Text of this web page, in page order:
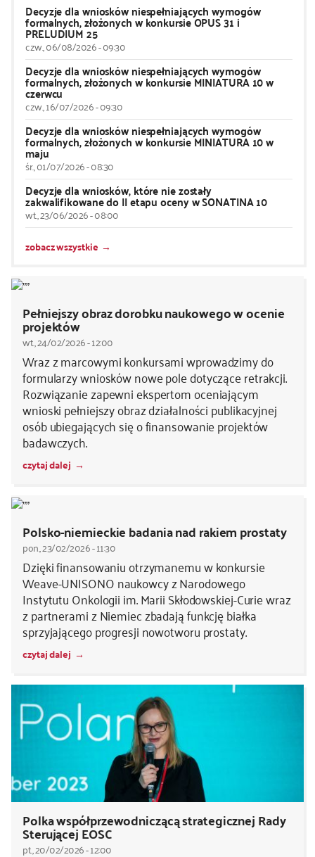
Decyzje dla wniosków niespełniających wymogów
formalnych, złożonych w konkursie OPUS 31 i
PRELUDIUM 25
czw., 06/08/2026 - 09:30
Decyzje dla wniosków niespełniających wymogów
formalnych, złożonych w konkursie MINIATURA 10 w
czerwcu
czw., 16/07/2026 - 09:30
Decyzje dla wniosków niespełniających wymogów
formalnych, złożonych w konkursie MINIATURA 10 w
maju
śr., 01/07/2026 - 08:30
Decyzje dla wniosków, które nie zostały
zakwalifikowane do II etapu oceny w SONATINA 10
wt., 23/06/2026 - 08:00
zobacz wszystkie
Pełniejszy obraz dorobku naukowego w ocenie
projektów
wt., 24/02/2026 - 12:00
Wraz z marcowymi konkursami wprowadzimy do
formularzy wniosków nowe pole dotyczące retrakcji.
Rozwiązanie zapewni ekspertom oceniającym
wnioski pełniejszy obraz działalności publikacyjnej
osób ubiegających się o finansowanie projektów
badawczych.
czytaj dalej
Polsko-niemieckie badania nad rakiem prostaty
pon., 23/02/2026 - 11:30
Dzięki finansowaniu otrzymanemu w konkursie
Weave-UNISONO naukowcy z Narodowego
Instytutu Onkologii im. Marii Skłodowskiej-Curie wraz
z partnerami z Niemiec zbadają funkcję białka
sprzyjającego progresji nowotworu prostaty.
czytaj dalej
Polka współprzewodniczącą strategicznej Rady
Sterującej EOSC
pt., 20/02/2026 - 12:00